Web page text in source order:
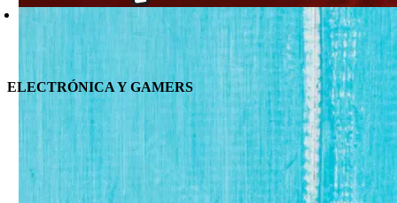
ELECTRÓNICA Y GAMERS